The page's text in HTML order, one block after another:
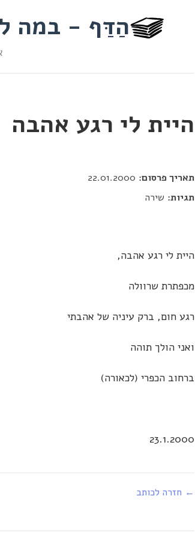
הַדַּף - במה
היית לי רגע אהבה
תאריך פרסום:
תגיות: שירה
היית לי רגע אהבה,
מכפתרת שרוולה
רגע חום, ברק עיניה של אהבתי
ואני הולך תוהה
ברחוב הכפרי (לכאורה)
23.1.2000
← חזרה לכותב